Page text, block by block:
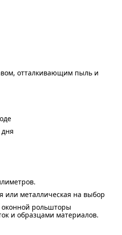
отталкивающим пыль и
или металлическая на выбор
оконной рольшторы
и образцами материалов.